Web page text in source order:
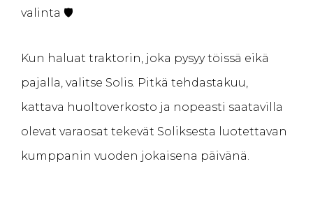
valinta 🛡️
Kun haluat traktorin, joka pysyy töissä eikä
pajalla, valitse Solis. Pitkä tehdastakuu,
kattava huoltoverkosto ja nopeasti saatavilla
olevat varaosat tekevät Soliksesta luotettavan
kumppanin vuoden jokaisena päivänä.